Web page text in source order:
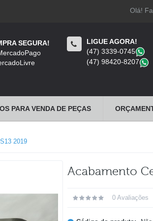
Olá!
SEGURA!
LIGUE AGORA!
(47) 3339-0745
(47) 98420-8207
PARA VENDA DE PEÇAS
2019
Acabamento
0 Avaliações